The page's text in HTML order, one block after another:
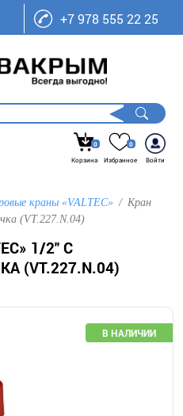
+7 978 555 22 25
0
Корзина
0
Избранное
Войти
краны «VALTEC»
Кран
(VT.227.N.04)
1/2" С
(VT.227.N.04)